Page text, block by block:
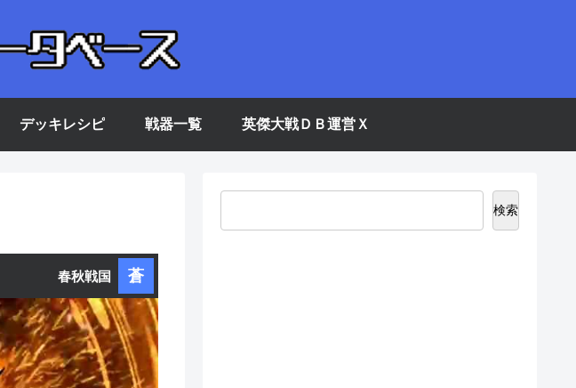
デッキレシピ 戦器一覧 英傑大戦ＤＢ運営Ｘ
春秋戦国 蒼
検索